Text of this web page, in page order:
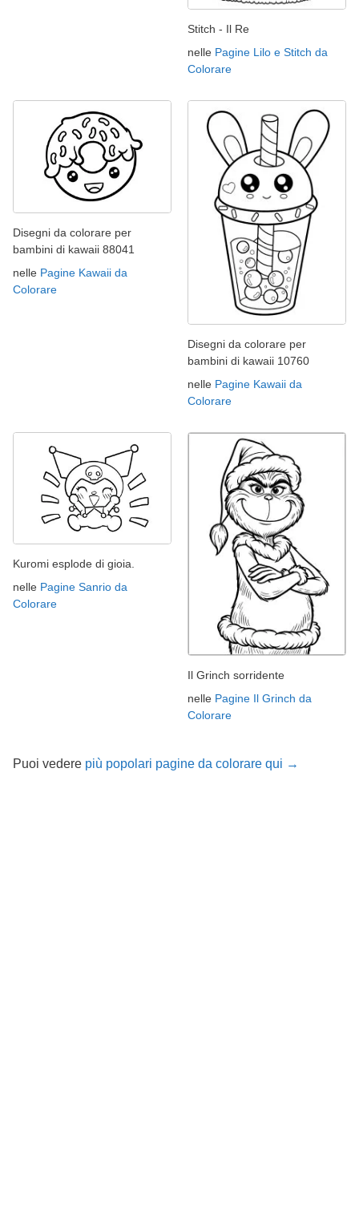
Stitch - Il Re
nelle Pagine Lilo e Stitch da
Colorare
Disegni da colorare per
bambini di kawaii 88041
nelle Pagine Kawaii da
Colorare
Disegni da colorare per
bambini di kawaii 10760
nelle Pagine Kawaii da
Colorare
Kuromi esplode di gioia.
nelle Pagine Sanrio da
Colorare
Il Grinch sorridente
nelle Pagine Il Grinch da
Colorare
Puoi vedere più popolari pagine da colorare qui →